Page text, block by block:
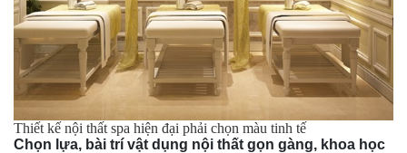
Thiết kế nội thất spa hiện đại phải chọn màu tinh tế
Chọn lựa, bài trí vật dụng nội thất gọn gàng, khoa học